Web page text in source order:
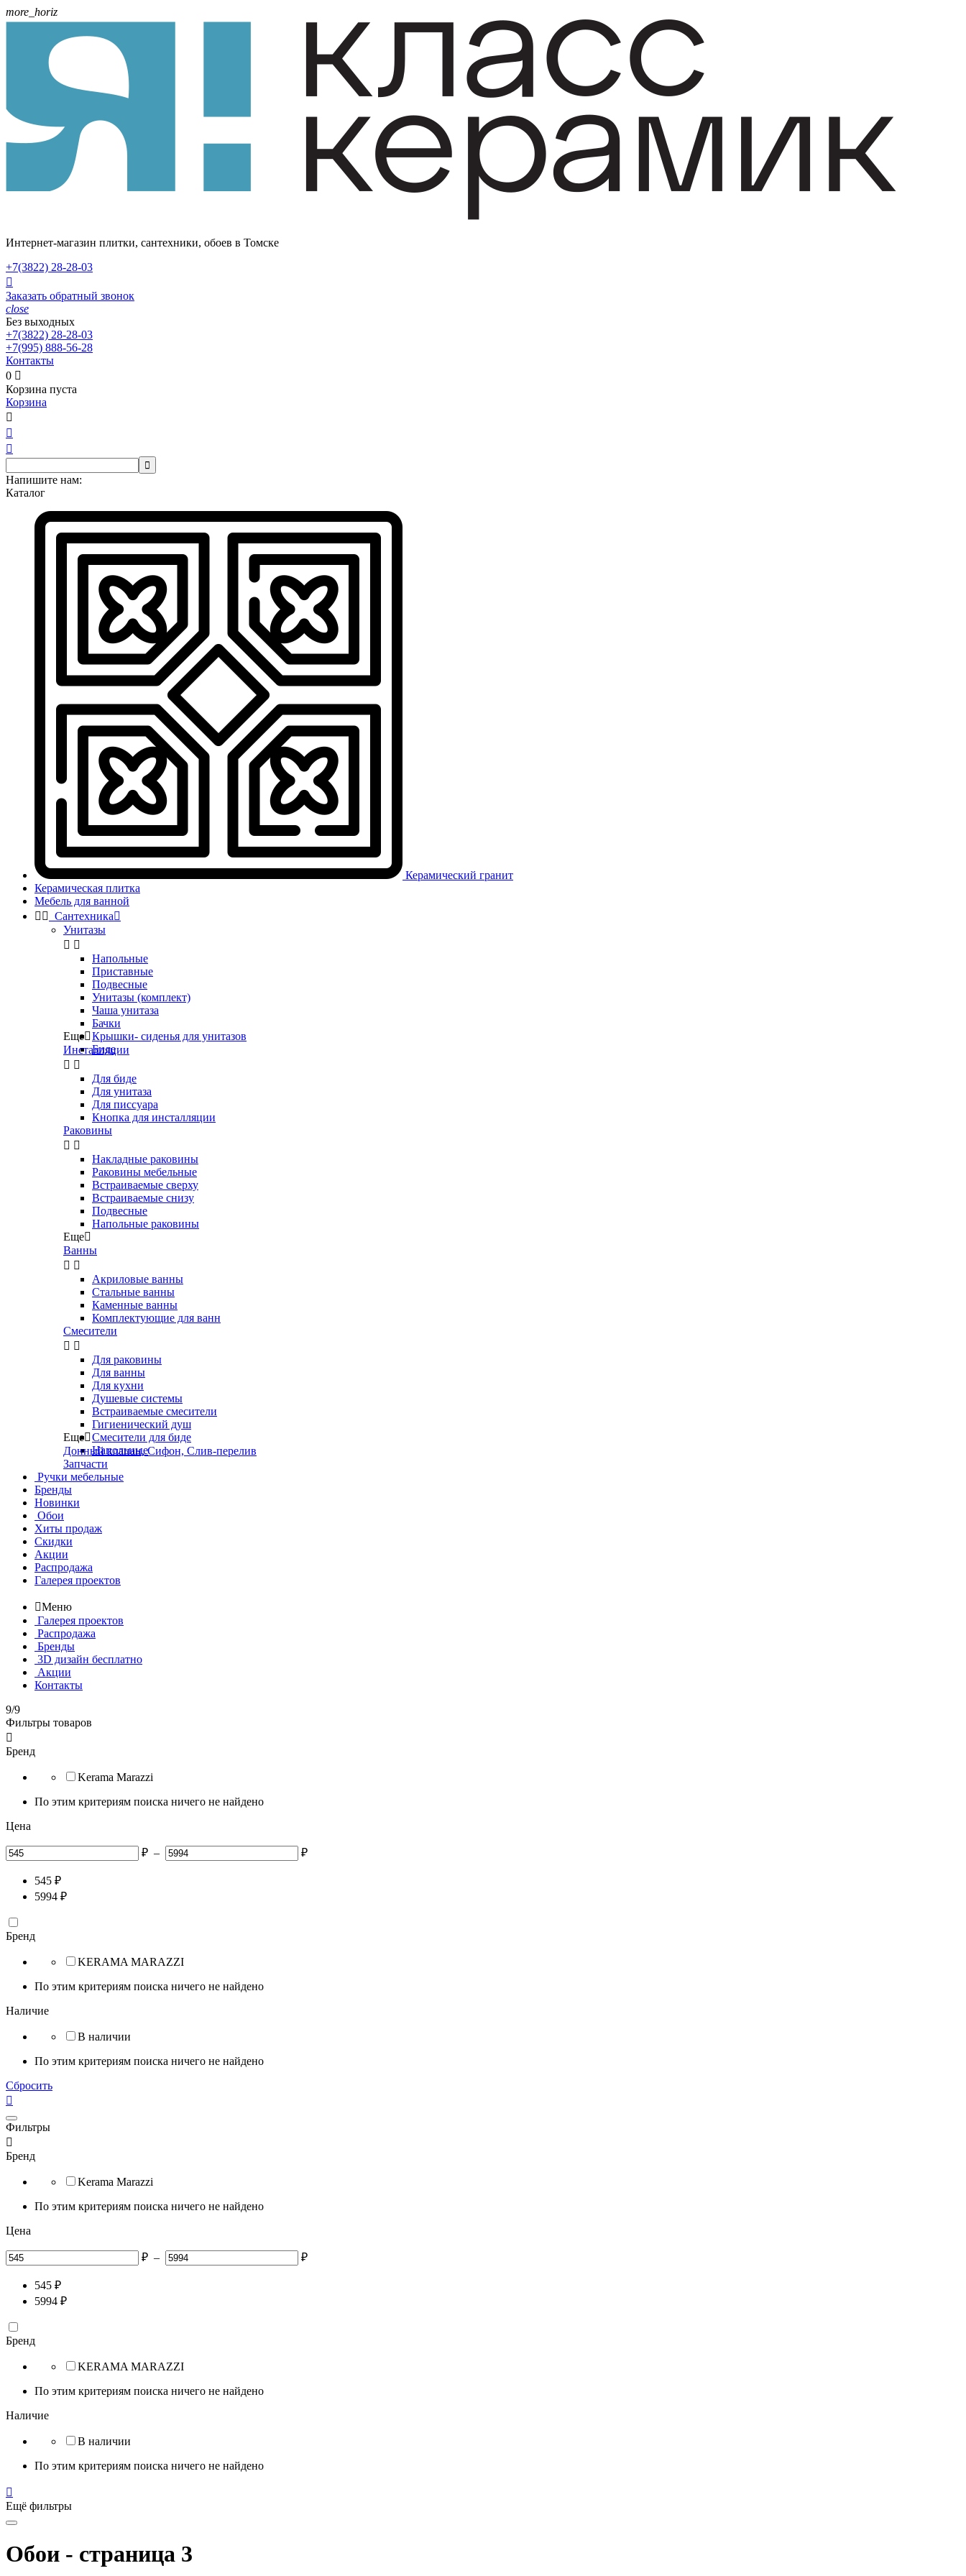
more_horiz
Интернет-магазин плитки, сантехники, обоев в Томске
+7(3822) 28-28-03

Заказать обратный звонок
close
Без выходных
+7(3822) 28-28-03
+7(995) 888-56-28
Контакты
0 
Корзина пуста
Корзина




Напишите нам:
Каталог
Керамический гранит
Керамическая плитка
Мебель для ванной
  Сантехника
Унитазы
 
Напольные
Приставные
Подвесные
Унитазы (комплект)
Чаша унитаза
Бачки
Крышки- сиденья для унитазов
Биде
Еще
Инсталляции
 
Для биде
Для унитаза
Для писсуара
Кнопка для инсталляции
Раковины
 
Накладные раковины
Раковины мебельные
Встраиваемые сверху
Встраиваемые снизу
Подвесные
Напольные раковины
Еще
Ванны
 
Акриловые ванны
Стальные ванны
Каменные ванны
Комплектующие для ванн
Смесители
 
Для раковины
Для ванны
Для кухни
Душевые системы
Встраиваемые смесители
Гигиенический душ
Смесители для биде
Напольные
Еще
Донный клапан, Сифон, Слив-перелив
Запчасти
Ручки мебельные
Бренды
Новинки
Обои
Хиты продаж
Скидки
Акции
Распродажа
Галерея проектов
Меню
Галерея проектов
Распродажа
Бренды
3D дизайн бесплатно
Акции
Контакты
9/9
Фильтры товаров

Бренд
Kerama Marazzi
По этим критериям поиска ничего не найдено
Цена
₽ – ₽
545 ₽
5994 ₽
Бренд
KERAMA MARAZZI
По этим критериям поиска ничего не найдено
Наличие
В наличии
По этим критериям поиска ничего не найдено
Сбросить

Фильтры

Бренд
Kerama Marazzi
По этим критериям поиска ничего не найдено
Цена
₽ – ₽
545 ₽
5994 ₽
Бренд
KERAMA MARAZZI
По этим критериям поиска ничего не найдено
Наличие
В наличии
По этим критериям поиска ничего не найдено

Ещё фильтры
Обои - страница 3